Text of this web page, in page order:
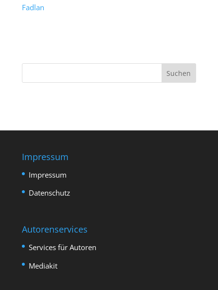
Fadlan
Impressum
Impressum
Datenschutz
Autorenservices
Services für Autoren
Mediakit